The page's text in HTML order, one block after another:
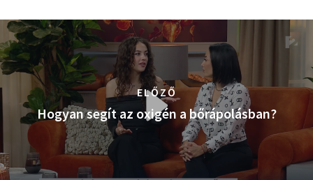
ELŐZŐ
Hogyan segít az oxigén a bőrápolásban?